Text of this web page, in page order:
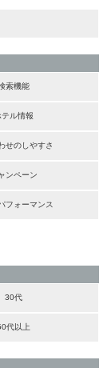
索機能
テル情報
せのしやすさ
ンペーン
フォーマンス
30代
代以上